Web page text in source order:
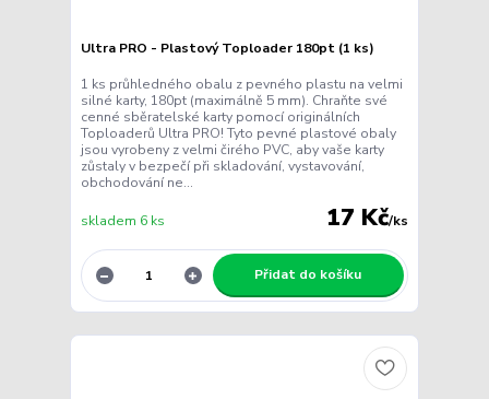
Ultra PRO - Plastový Toploader 180pt (1 ks)
1 ks průhledného obalu z pevného plastu na velmi
silné karty, 180pt (maximálně 5 mm). Chraňte své
cenné sběratelské karty pomocí originálních
Toploaderů Ultra PRO! Tyto pevné plastové obaly
jsou vyrobeny z velmi čirého PVC, aby vaše karty
zůstaly v bezpečí při skladování, vystavování,
obchodování ne...
17 Kč/ks
skladem 6 ks
Přidat do košíku